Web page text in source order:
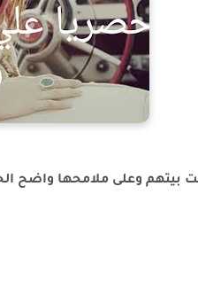
بيتهم وعلى ملامحها واضح